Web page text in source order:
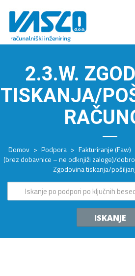
2.3.W.
TISKANJA/
Domov > Podpora > Fakturiranje (Faw)
(brez dobavnice – ne odknjiži zaloge)/
Zgodovina tiskanja/
ISKANJE